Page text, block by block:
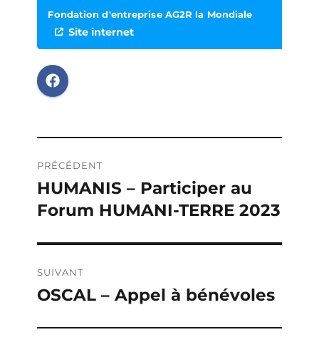
Fondation d'entreprise AG2R la Mondiale
Site internet
de
l’article
PRÉCÉDENT
Publication
précédente :
HUMANIS – Participer au
Forum HUMANI-TERRE 2023
SUIVANT
Publication
OSCAL – Appel à bénévoles